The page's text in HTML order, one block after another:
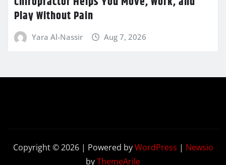
Play Without Pain
Yara Al-Nassir Aug 7, 2026
Copyright © 2026 | Powered byWordPress | Newsio
byThemeArile